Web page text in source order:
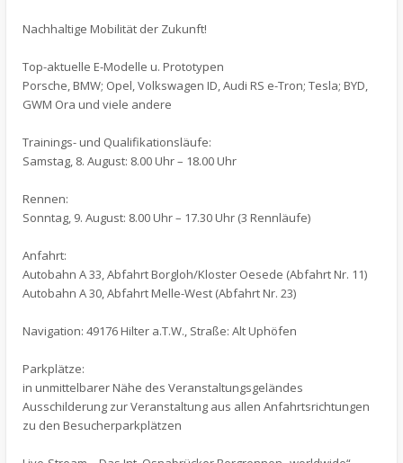
Nachhaltige Mobilität der Zukunft!
Top-aktuelle E-Modelle u. Prototypen
Porsche, BMW; Opel, Volkswagen ID, Audi RS e-Tron; Tesla; BYD,
GWM Ora und viele andere
Trainings- und Qualifikationsläufe:
Samstag, 8. August: 8.00 Uhr – 18.00 Uhr
Rennen:
Sonntag, 9. August: 8.00 Uhr – 17.30 Uhr (3 Rennläufe)
Anfahrt:
Autobahn A 33, Abfahrt Borgloh/Kloster Oesede (Abfahrt Nr. 11)
Autobahn A 30, Abfahrt Melle-West (Abfahrt Nr. 23)
Navigation: 49176 Hilter a.T.W., Straße: Alt Uphöfen
Parkplätze:
in unmittelbarer Nähe des Veranstaltungsgeländes
Ausschilderung zur Veranstaltung aus allen Anfahrtsrichtungen
zu den Besucherparkplätzen